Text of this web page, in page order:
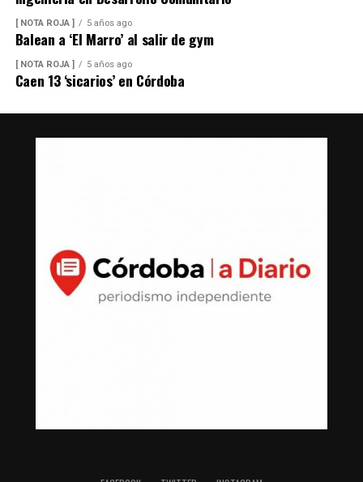
[ NOTA ROJA ] 5 años ago
Balean a ‘El Marro’ al salir de gym
[ NOTA ROJA ] 5 años ago
Caen 13 ‘sicarios’ en Córdoba